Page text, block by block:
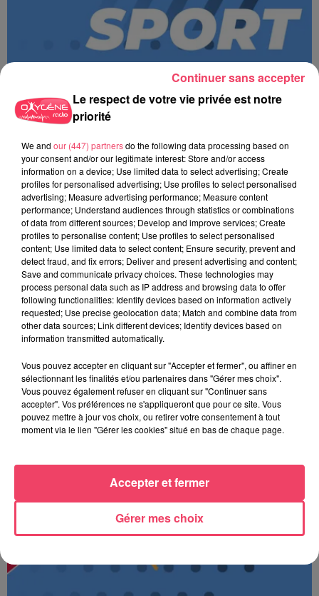
MAGSPORT SOIR 49 07/08/26
JOURNAL ANJOU MIDI 07/08/26
Le respect de votre vie privée est notre
priorité
We and our (447) partnersdo the following data processing based on
your consent and/or our legitimate interest: Store and/or access
information on a device; Use limited data to select advertising; Create
profiles for personalised advertising; Use profiles to select personalised
advertising; Measure advertising performance; Measure content
performance; Understand audiences through statistics or combinations
of data from different sources; Develop and improve services; Create
profiles to personalise content; Use profiles to select personalised
content; Use limited data to select content; Ensure security, prevent and
detect fraud, and fix errors; Deliver and present advertising and content;
Save and communicate privacy choices. These technologies may
process personal data such as IP address and browsing data to offer
following functionalities: Identify devices based on information actively
requested; Use precise geolocation data; Match and combine data from
other data sources; Link different devices; Identify devices based on
information transmitted automatically.
Vous pouvez accepter en cliquant sur "Accepter et fermer", ou affiner en
sélectionnant les finalités et/ou partenaires dans "Gérer mes choix".
Vous pouvez également refuser en cliquant sur "Continuer sans
accepter". Vos préférences ne s'appliqueront que pour ce site. Vous
pouvez mettre à jour vos choix, ou retirer votre consentement à tout
moment via le lien "Gérer les cookies" situé en bas de chaque page.
Gérer mes choix
Accepter et fermer
Continuer sans accepter